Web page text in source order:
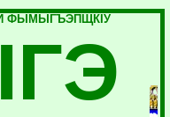
ФЫМЫГЪЭПЩКIУ